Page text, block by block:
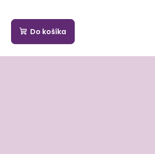
Do košíka